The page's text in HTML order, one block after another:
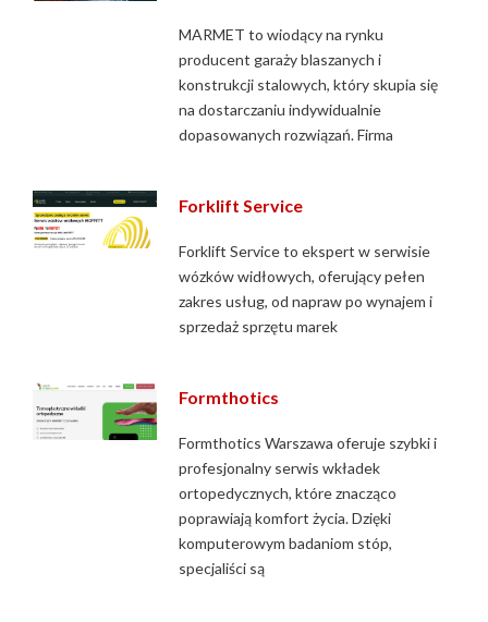
MARMET to wiodący na rynku
producent garaży blaszanych i
konstrukcji stalowych, który skupia się
na dostarczaniu indywidualnie
dopasowanych rozwiązań. Firma
Forklift Service
Forklift Service to ekspert w serwisie
wózków widłowych, oferujący pełen
zakres usług, od napraw po wynajem i
sprzedaż sprzętu marek
Formthotics
Formthotics Warszawa oferuje szybki i
profesjonalny serwis wkładek
ortopedycznych, które znacząco
poprawiają komfort życia. Dzięki
komputerowym badaniom stóp,
specjaliści są